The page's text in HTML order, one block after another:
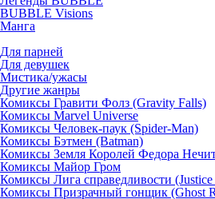
BUBBLE Visions
Манга
Для парней
Для девушек
Мистика/ужасы
Другие жанры
Комиксы Гравити Фолз (Gravity Falls)
Комиксы Marvel Universe
Комиксы Человек-паук (Spider-Man)
Комиксы Бэтмен (Batman)
Комиксы Земля Королей Федора
Комиксы Майор Гром
Комиксы Лига справедливости (Justice
Комиксы Призрачный гонщик (Ghost